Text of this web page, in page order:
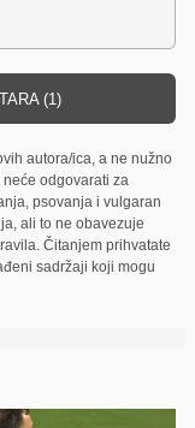
(1)
autora/ica, a ne nužno
odgovarati za
psovanja i vulgaran
ali to ne obavezuje
Čitanjem prihvatate
sadržaji koji mogu